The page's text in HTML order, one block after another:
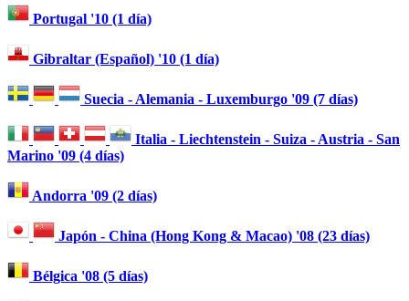
Portugal '10 (1 día)
Gibraltar (Español) '10 (1 día)
Suecia - Alemania - Luxemburgo '09 (7 días)
Italia - Liechtenstein - Suiza - Austria - San
Marino '09 (4 días)
Andorra '09 (2 días)
Japón - China (Hong Kong & Macao) '08 (23 días)
Bélgica '08 (5 días)